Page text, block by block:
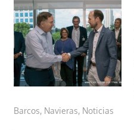
como
los
vivo,
los
cuento
Barcos, Navieras, Noticias